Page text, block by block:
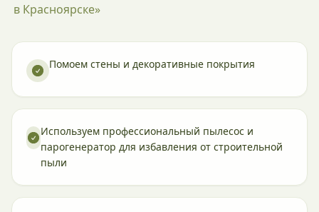
в Красноярске»
Помоем стены и декоративные покрытия
Используем профессиональный пылесос и
парогенератор для избавления от строительной
пыли